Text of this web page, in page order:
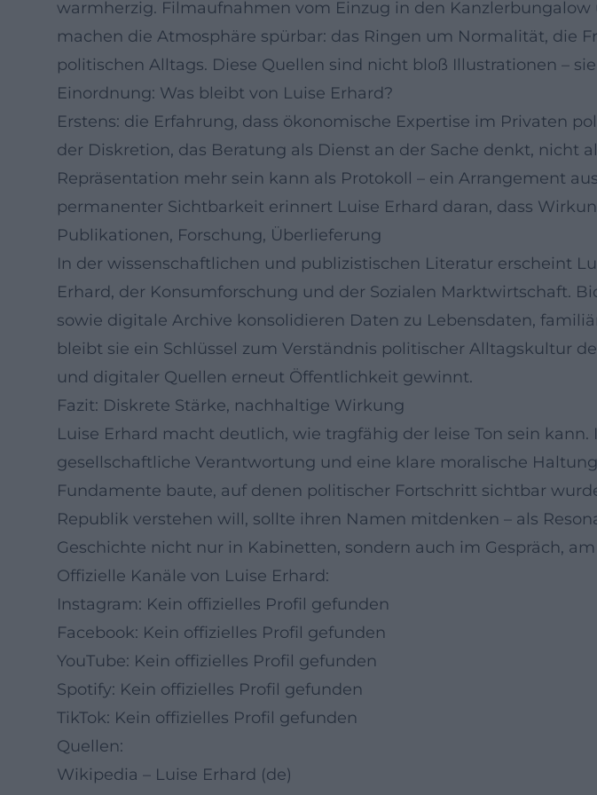
warmherzig. Filmaufnahmen vom Einzug in den
machen die Atmosphäre spürbar: das Ringen um Normalität, die
politischen Alltags. Diese Quellen sind nicht bloß Illustrationen –
Einordnung: Was bleibt von Luise Erhard?
Erstens: die Erfahrung, dass ökonomische Expertise im Privaten
der Diskretion, das Beratung als Dienst an der Sache denkt, nicht
Repräsentation mehr sein kann als Protokoll – ein Arrangement
permanenter Sichtbarkeit erinnert Luise Erhard daran, dass
Publikationen, Forschung, Überlieferung
In der wissenschaftlichen und publizistischen Literatur erscheint
Erhard, der Konsumforschung und der Sozialen Marktwirtschaft.
sowie digitale Archive konsolidieren Daten zu Lebensdaten,
bleibt sie ein Schlüssel zum Verständnis politischer Alltagskultur
und digitaler Quellen erneut Öffentlichkeit gewinnt.
Fazit: Diskrete Stärke, nachhaltige Wirkung
Luise Erhard macht deutlich, wie tragfähig der leise Ton sein
gesellschaftliche Verantwortung und eine klare moralische
Fundamente baute, auf denen politischer Fortschritt sichtbar
Republik verstehen will, sollte ihren Namen mitdenken – als
Geschichte nicht nur in Kabinetten, sondern auch im Gespräch,
Offizielle Kanäle von Luise Erhard:
Instagram: Kein offizielles Profil gefunden
Facebook: Kein offizielles Profil gefunden
YouTube: Kein offizielles Profil gefunden
Spotify: Kein offizielles Profil gefunden
TikTok: Kein offizielles Profil gefunden
Quellen:
Wikipedia – Luise Erhard (de)